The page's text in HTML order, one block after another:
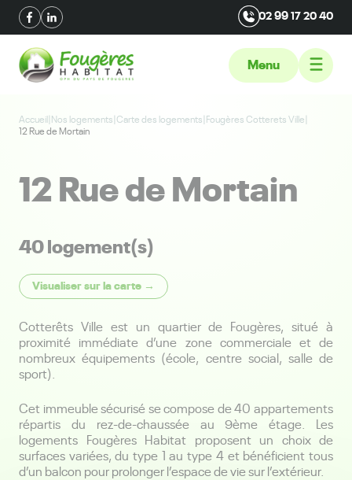
02 99 17 20 40
Menu
Accueil|Nos logements|Carte des logements|Fougères Cotterets Ville|
12 Rue de Mortain
12 Rue de Mortain
40 logement(s)
Visualiser sur la carte →
Cotterêts Ville est un quartier de Fougères, situé à
proximité immédiate d’une zone commerciale et de
nombreux équipements (école, centre social, salle de
sport).
Cet immeuble sécurisé se compose de 40 appartements
répartis du rez-de-chaussée au 9ème étage. Les
logements Fougères Habitat proposent un choix de
surfaces variées, du type 1 au type 4 et bénéficient tous
d’un balcon pour prolonger l’espace de vie sur l’extérieur.